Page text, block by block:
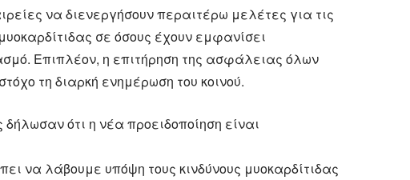
να διενεργήσουν περαιτέρω μελέτες για τις
σε όσους έχουν εμφανίσει
Επιπλέον, η επιτήρηση της ασφάλειας όλων
τη διαρκή ενημέρωση του κοινού.
ότι η νέα προειδοποίηση είναι
να λάβουμε υπόψη τους κινδύνους μυοκαρδίτιδας